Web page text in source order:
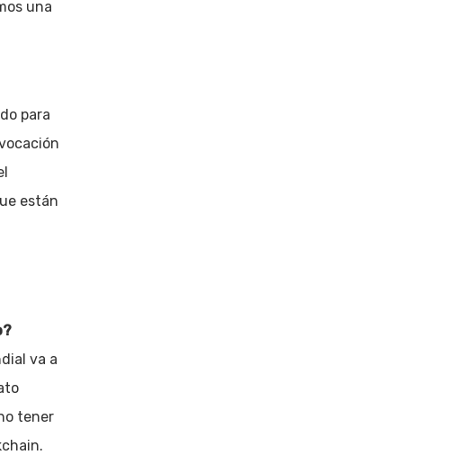
una
para
están
va a
tener